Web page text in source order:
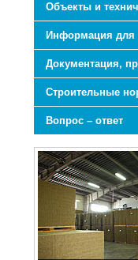
Объекты и
Информация для
Документация,
Строительные
Вопрос – ответ